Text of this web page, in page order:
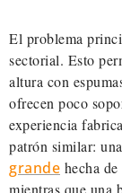
El problema
sectorial. Esto
altura con
ofrecen poco
experiencia
patrón similar: una
grande hecha
mientras que una